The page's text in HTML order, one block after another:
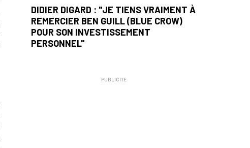
DIDIER DIGARD : "JE TIENS VRAIMENT À
REMERCIER BEN GUILL (BLUE CROW)
POUR SON INVESTISSEMENT
PERSONNEL"
PUBLICITÉ